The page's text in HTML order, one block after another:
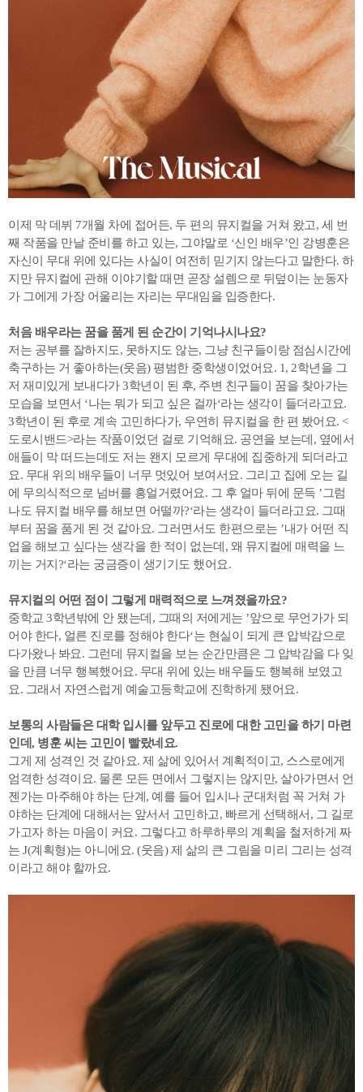
이제 막 데뷔 7개월 차에 접어든, 두 편의 뮤지컬을 거쳐 왔고, 세 번
째 작품을 만날 준비를 하고 있는, 그야말로 ‘신인 배우’인 강병훈은
자신이 무대 위에 있다는 사실이 여전히 믿기지 않는다고 말한다. 하
지만 뮤지컬에 관해 이야기할 때면 곧장 설렘으로 뒤덮이는 눈동자
가 그에게 가장 어울리는 자리는 무대임을 입증한다.
처음 배우라는 꿈을 품게 된 순간이 기억나시나요?
저는 공부를 잘하지도, 못하지도 않는, 그냥 친구들이랑 점심시간에
축구하는 거 좋아하는(웃음) 평범한 중학생이었어요. 1, 2학년을 그
저 재미있게 보내다가 3학년이 된 후, 주변 친구들이 꿈을 찾아가는
모습을 보면서 ‘나는 뭐가 되고 싶은 걸까‘라는 생각이 들더라고요.
3학년이 된 후로 계속 고민하다가, 우연히 뮤지컬을 한 편 봤어요. <
도로시밴드>라는 작품이었던 걸로 기억해요. 공연을 보는데, 옆에서
애들이 막 떠드는데도 저는 왠지 모르게 무대에 집중하게 되더라고
요. 무대 위의 배우들이 너무 멋있어 보여서요. 그리고 집에 오는 길
에 무의식적으로 넘버를 흥얼거렸어요. 그 후 얼마 뒤에 문득 ’그럼
나도 뮤지컬 배우를 해보면 어떨까?‘라는 생각이 들더라고요. 그때
부터 꿈을 품게 된 것 같아요. 그러면서도 한편으로는 ’내가 어떤 직
업을 해보고 싶다는 생각을 한 적이 없는데, 왜 뮤지컬에 매력을 느
끼는 거지?‘라는 궁금증이 생기기도 했어요.
뮤지컬의 어떤 점이 그렇게 매력적으로 느껴졌을까요?
중학교 3학년밖에 안 됐는데, 그때의 저에게는 ’앞으로 무언가가 되
어야 한다, 얼른 진로를 정해야 한다‘는 현실이 되게 큰 압박감으로
다가왔나 봐요. 그런데 뮤지컬을 보는 순간만큼은 그 압박감을 다 잊
을 만큼 너무 행복했어요. 무대 위에 있는 배우들도 행복해 보였고
요. 그래서 자연스럽게 예술고등학교에 진학하게 됐어요.
보통의 사람들은 대학 입시를 앞두고 진로에 대한 고민을 하기 마련
인데, 병훈 씨는 고민이 빨랐네요.
그게 제 성격인 것 같아요. 제 삶에 있어서 계획적이고, 스스로에게
엄격한 성격이요. 물론 모든 면에서 그렇지는 않지만, 살아가면서 언
젠가는 마주해야 하는 단계, 예를 들어 입시나 군대처럼 꼭 거쳐 가
야하는 단계에 대해서는 앞서서 고민하고, 빠르게 선택해서, 그 길로
가고자 하는 마음이 커요. 그렇다고 하루하루의 계획을 철저하게 짜
는 J(계획형)는 아니에요. (웃음) 제 삶의 큰 그림을 미리 그리는 성격
이라고 해야 할까요.